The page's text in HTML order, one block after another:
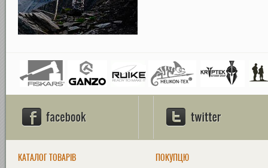
КАТАЛОГ ТОВАРІВ ПОКУПЦЮ